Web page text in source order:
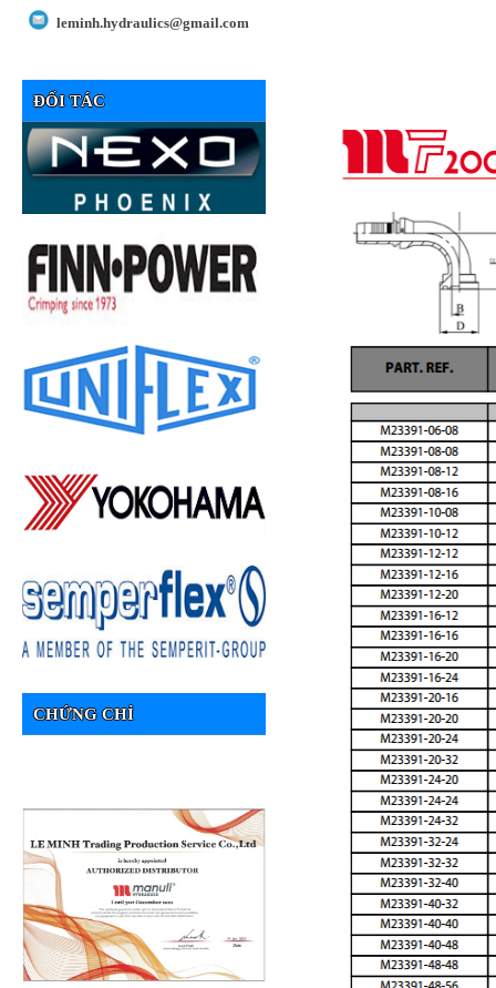
leminh.hydraulics@gmail.com
ĐỐI TÁC
CHỨNG CHỈ